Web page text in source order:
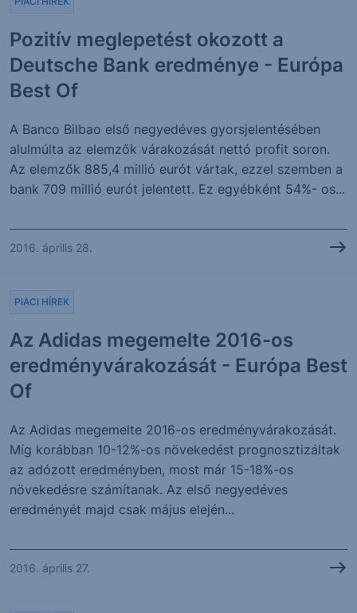
Pozitív meglepetést okozott a
Deutsche Bank eredménye - Európa
Best Of
A Banco Bilbao első negyedéves gyorsjelentésében
alulmúlta az elemzők várakozását nettó profit soron.
Az elemzők 885,4 millió eurót vártak, ezzel szemben a
bank 709 millió eurót jelentett. Ez egyébként 54%- os...
2016. április 28.
Az Adidas megemelte 2016-os
eredményvárakozását - Európa Best
Of
PIACI HÍREK
Az Adidas megemelte 2016-os eredményvárakozását.
Míg korábban 10-12%-os növekedést prognosztizáltak
az adózott eredményben, most már 15-18%-os
növekedésre számítanak. Az első negyedéves
eredményét majd csak május elején...
2016. április 27.